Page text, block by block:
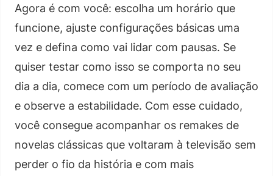
Agora é com você: escolha um horário que
funcione, ajuste configurações básicas uma
vez e defina como vai lidar com pausas. Se
quiser testar como isso se comporta no seu
dia a dia, comece com um período de avaliação
e observe a estabilidade. Com esse cuidado,
você consegue acompanhar os remakes de
novelas clássicas que voltaram à televisão sem
perder o fio da história e com mais